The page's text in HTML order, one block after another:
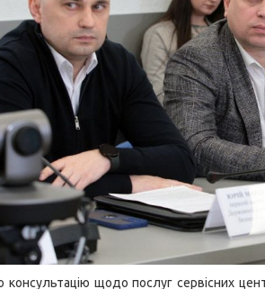
консультацію щодо послуг сервісних